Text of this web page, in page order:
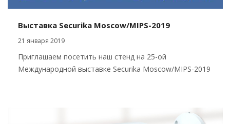
Выставка Securika Moscow/MIPS-2019
21 января 2019
Приглашаем посетить наш стенд на 25-ой
Международной выставке Securika Moscow/MIPS-2019